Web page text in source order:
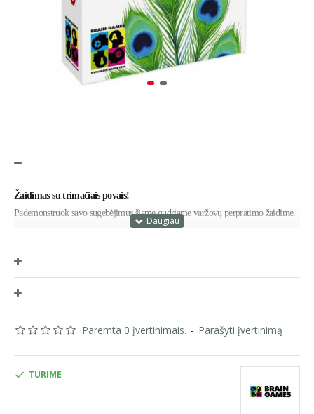
Žaidimas su trimačiais povais!
Pademonstruok savo sugebėjimus šiame gudriame varžovų perpratimo žaidime.
"Pikoko" yra kortų žaidimas su lošimo prieskoniu rimtiems bei eiliniams
žaidėjams, kuriame povas saugo tavo korteles taip, kad būtum vienintelis jų
nematantis žaidėjas. Žaidėjai atlieka statymus, kiek kuriam žaidėjui pavyks
Žaidimo trukmė:40 minučių
Paremta 0 įvertinimais. - Parašyti įvertinimą
TURIME